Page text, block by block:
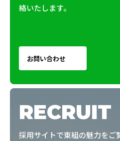
絡いたします。
お問い合わせ
RECRUIT
採用サイトで東組の魅力をご